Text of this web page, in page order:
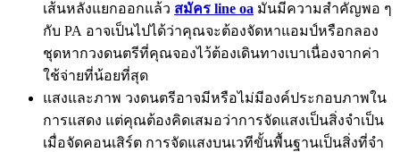
เส้นหลังแยกออกแล้ว สมัคร line oa มันมีความสำคัญพอ ๆ
กับ PA อาจเป็นไปได้ว่าคุณจะต้องจัดหาแอมป์หรือกลอง
ชุดหากวงดนตรีที่คุณจองไว้ต้องเดินทางเบาเนื่องจากค่า
ใช้จ่ายที่น้อยที่สุด
แสงและภาพ วงดนตรีอาจมีหรือไม่มีองค์ประกอบภาพใน
การแสดง แต่คุณต้องคิดเสมอว่าการจัดแสงเป็นสิ่งจำเป็น
เมื่อจัดคอนเสิร์ต การจัดแสงบนเวทีขั้นพื้นฐานเป็นสิ่งที่จำ